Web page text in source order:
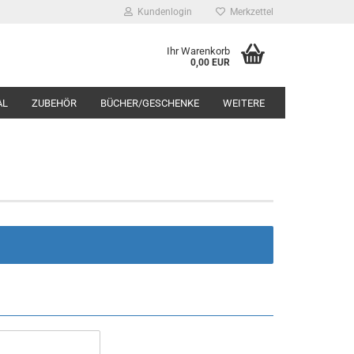
Kundenlogin Merkzettel
Ihr Warenkorb
0,00 EUR
ZUBEHÖR BÜCHER/GESCHENKE WEITERE